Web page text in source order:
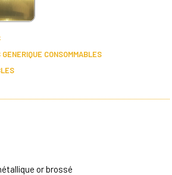
GENERIQUE CONSOMMABLES
or brossé